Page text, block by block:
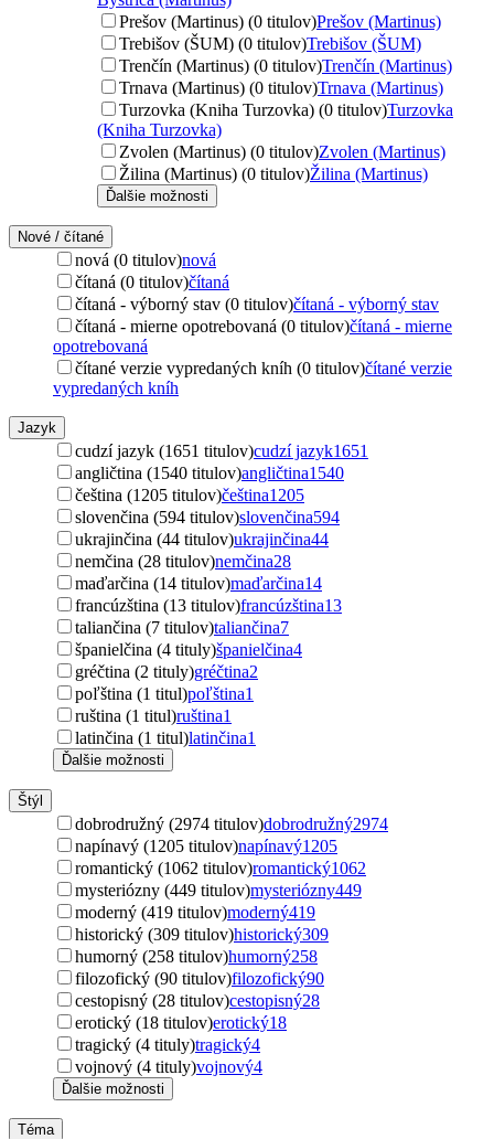
Prešov (Martinus) (0 titulov)Prešov (Martinus)
Trebišov (ŠUM) (0 titulov)Trebišov (ŠUM)
Trenčín (Martinus) (0 titulov)Trenčín (Martinus)
Trnava (Martinus) (0 titulov)Trnava (Martinus)
Turzovka (Kniha Turzovka) (0 titulov)Turzovka
(Kniha Turzovka)
Zvolen (Martinus) (0 titulov)Zvolen (Martinus)
Žilina (Martinus) (0 titulov)Žilina (Martinus)
Ďalšie možnosti
Nové / čítané
nová (0 titulov)nová
čítaná (0 titulov)čítaná
čítaná - výborný stav (0 titulov)čítaná - výborný stav
čítaná - mierne opotrebovaná (0 titulov)čítaná - mierne
opotrebovaná
čítané verzie vypredaných kníh (0 titulov)čítané verzie
vypredaných kníh
Jazyk
cudzí jazyk (1651 titulov)cudzí jazyk1651
angličtina (1540 titulov)angličtina1540
čeština (1205 titulov)čeština1205
slovenčina (594 titulov)slovenčina594
ukrajinčina (44 titulov)ukrajinčina44
nemčina (28 titulov)nemčina28
maďarčina (14 titulov)maďarčina14
francúzština (13 titulov)francúzština13
taliančina (7 titulov)taliančina7
španielčina (4 tituly)španielčina4
gréčtina (2 tituly)gréčtina2
poľština (1 titul)poľština1
ruština (1 titul)ruština1
latinčina (1 titul)latinčina1
Ďalšie možnosti
Štýl
dobrodružný (2974 titulov)dobrodružný2974
napínavý (1205 titulov)napínavý1205
romantický (1062 titulov)romantický1062
mysteriózny (449 titulov)mysteriózny449
moderný (419 titulov)moderný419
historický (309 titulov)historický309
humorný (258 titulov)humorný258
filozofický (90 titulov)filozofický90
cestopisný (28 titulov)cestopisný28
erotický (18 titulov)erotický18
tragický (4 tituly)tragický4
vojnový (4 tituly)vojnový4
Ďalšie možnosti
Téma